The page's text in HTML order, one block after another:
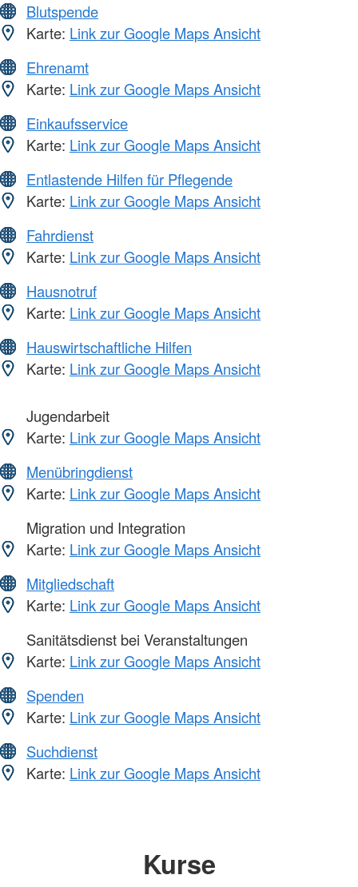
Blutspende
Karte: Link zur Google Maps Ansicht
Ehrenamt
Karte: Link zur Google Maps Ansicht
Einkaufsservice
Karte: Link zur Google Maps Ansicht
Entlastende Hilfen für Pflegende
Karte: Link zur Google Maps Ansicht
Fahrdienst
Karte: Link zur Google Maps Ansicht
Hausnotruf
Karte: Link zur Google Maps Ansicht
Hauswirtschaftliche Hilfen
Karte: Link zur Google Maps Ansicht
Jugendarbeit
Karte: Link zur Google Maps Ansicht
Menübringdienst
Karte: Link zur Google Maps Ansicht
Migration und Integration
Karte: Link zur Google Maps Ansicht
Mitgliedschaft
Karte: Link zur Google Maps Ansicht
Sanitätsdienst bei Veranstaltungen
Karte: Link zur Google Maps Ansicht
Spenden
Karte: Link zur Google Maps Ansicht
Suchdienst
Karte: Link zur Google Maps Ansicht
Kurse